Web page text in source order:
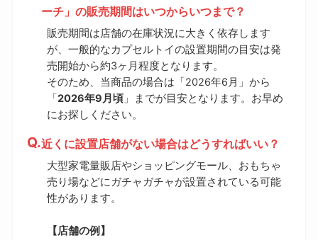
ーチ」の販売期間はいつからいつまで？
販売期間は店舗の在庫状況に大きく依存します
が、一般的なカプセルトイの設置期間の目安は発
売開始から約3ヶ月程度となります。
そのため、当商品の場合は「2026年6月」から
「2026年9月頃」までが目安となります。お早め
にお探しください。
近くに設置店舗がない場合はどうすればいい？
大型家電量販店やショッピングモール、おもちゃ
売り場などにガチャガチャが設置されている可能
性があります。
【店舗の例】